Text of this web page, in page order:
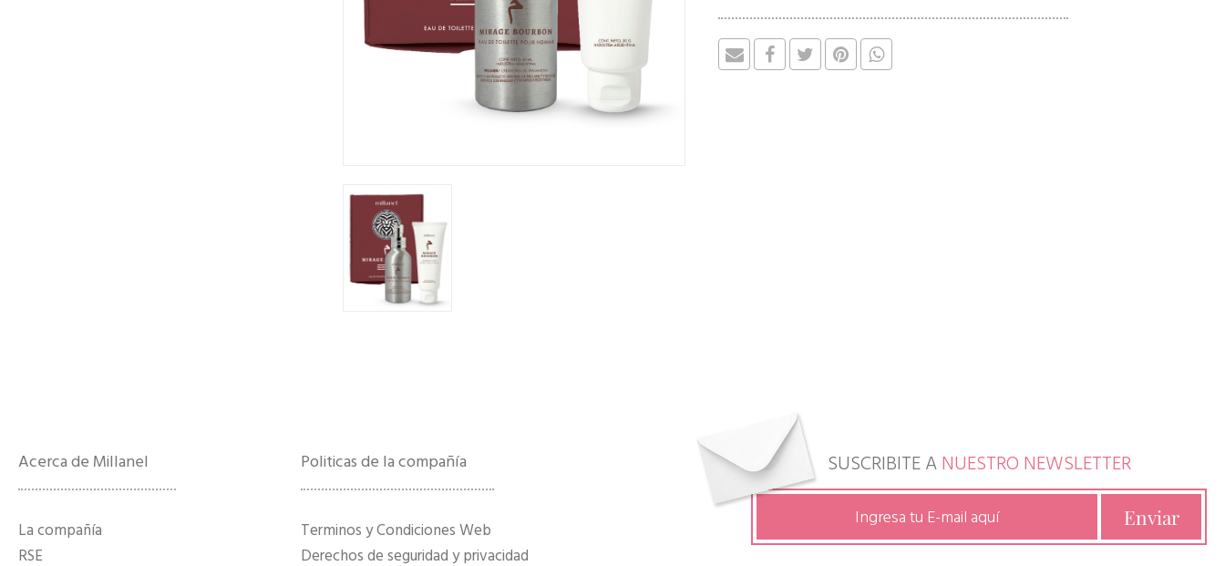
Acerca de Millanel
La compañía
RSE
Politicas de la compañía
Terminos y Condiciones Web
Derechos de seguridad y privacidad
SUSCRIBITE ANUESTRO NEWSLETTER